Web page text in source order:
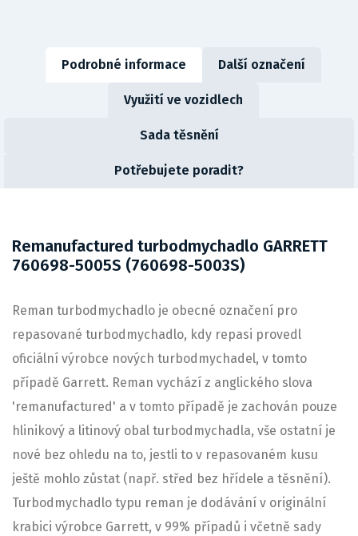
Podrobné informace Další označení
Využití ve vozidlech
Sada těsnění
Potřebujete poradit?
Remanufactured turbodmychadlo GARRETT
760698-5005S (760698-5003S)
Reman turbodmychadlo je obecné označení pro
repasované turbodmychadlo, kdy repasi provedl
oficiální výrobce nových turbodmychadel, v tomto
případě Garrett. Reman vychází z anglického slova
'remanufactured' a v tomto případě je zachován pouze
hlinikový a litinový obal turbodmychadla, vše ostatní je
nové bez ohledu na to, jestli to v repasovaném kusu
ještě mohlo zůstat (např. střed bez hřídele a těsnění).
Turbodmychadlo typu reman je dodávání v originální
krabici výrobce Garrett, v 99% případů i včetně sady